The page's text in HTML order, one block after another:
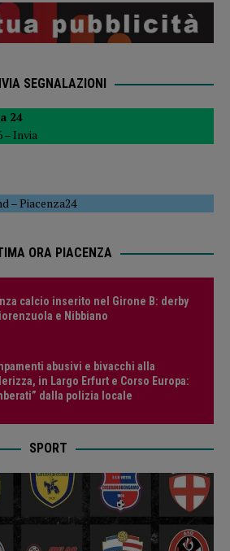
SEGNALAZIONI
24
– Invia
–Piacenza24
ORA PIACENZA
calcio inserito nel Girone B: derby
e Nibbiano
abusivi e bivacchi alla
in Largo Erfurt e Corso Europa:
dalla polizia locale
SPORT